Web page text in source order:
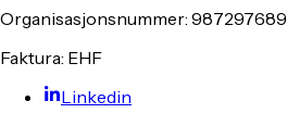
Organisasjonsnummer: 987297689
Faktura: EHF
Linkedin